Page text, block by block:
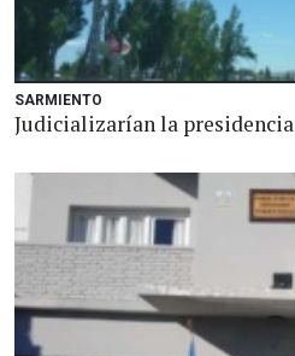
SARMIENTO
Judicializarían la